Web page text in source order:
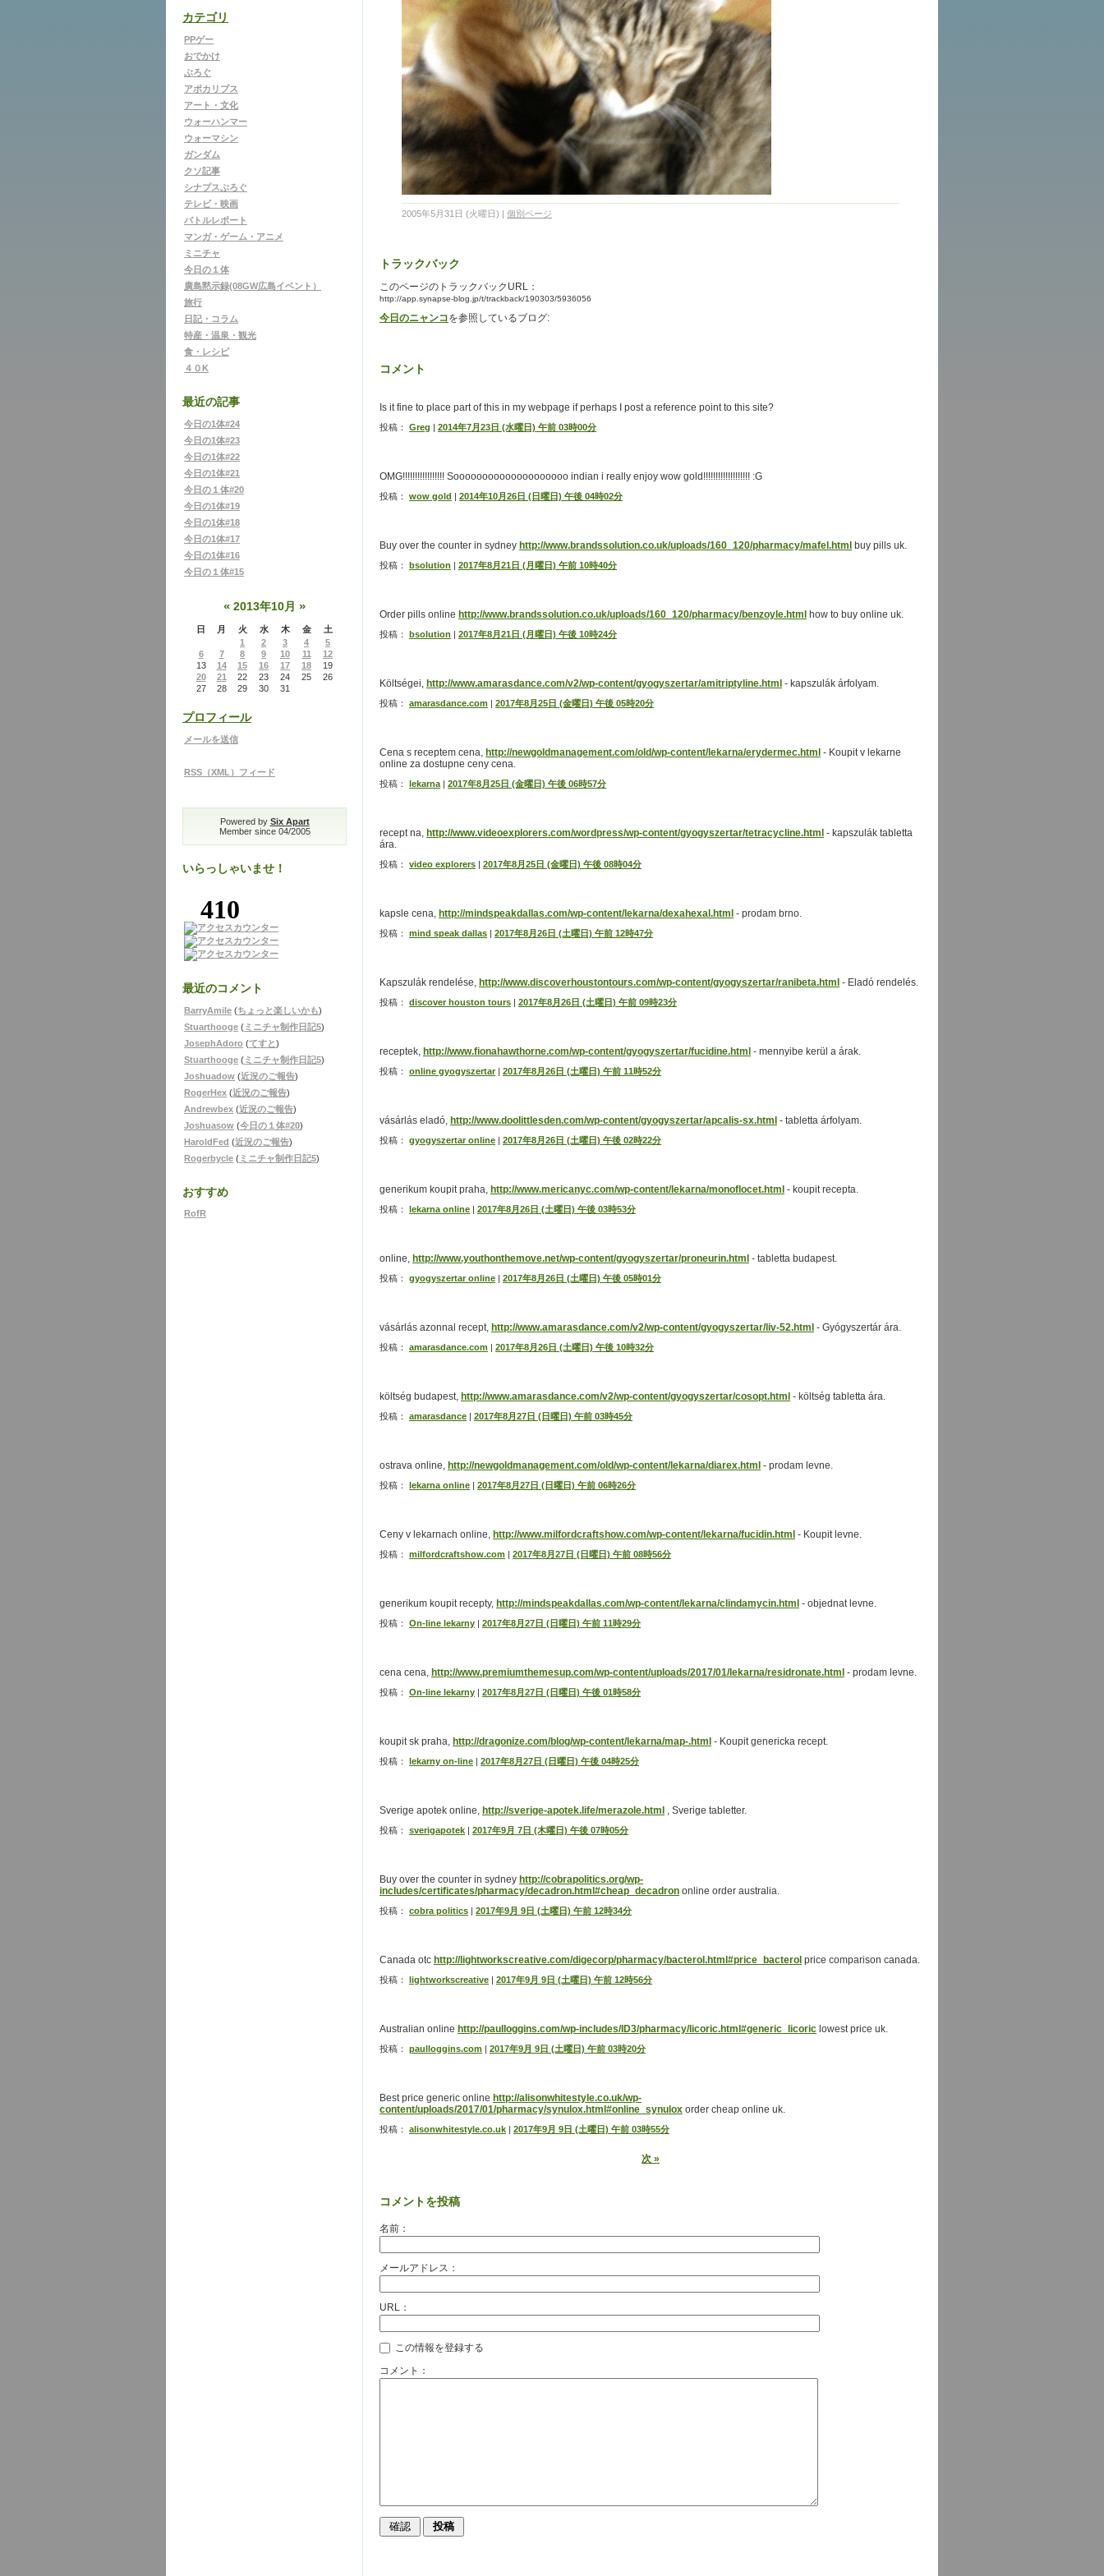
カテゴリ
PPゲー
おでかけ
ぶろぐ
アポカリプス
アート・文化
ウォーハンマー
ウォーマシン
ガンダム
クソ記事
シナプスぶろぐ
テレビ・映画
バトルレポート
マンガ・ゲーム・アニメ
ミニチャ
今日の１体
廣島黙示録(08GW広島イベント）
旅行
日記・コラム
特産・温泉・観光
食・レシピ
４０K
最近の記事
今日の1体#24
今日の1体#23
今日の1体#22
今日の1体#21
今日の１体#20
今日の1体#19
今日の1体#18
今日の1体#17
今日の1体#16
今日の１体#15
« 2013年10月 »
日 月 火 水 木 金
土
1
2 3 4
5
6
7 8 9 10 11
12
13
14 15 16 17 18
19
20
21 22 23 24 25
26
27
28 29 30 31
プロフィール
メールを送信
RSS（XML）フィード
Powered by Six Apart
Member since 04/2005
いらっしゃいませ！
最近のコメント
BarryAmile (ちょっと楽しいかも)
Stuarthooge ( ミニチャ制作日記5)
JosephAdoro (てすと)
Stuarthooge ( ミニチャ制作日記5)
Joshuadow (近況のご報告)
RogerHex (近況のご報告)
Andrewbex (近況のご報告)
Joshuasow (今日の１体#20)
HaroldFed (近況のご報告)
Rogerbycle ( ミニチャ制作日記5)
おすすめ
RofR
2005年5月31日 (火曜日) | 個別ページ
トラックバック
このページのトラックバックURL：
http://app.synapse-blog.jp/t/trackback/190303/5936056
今日のニャンコを参照しているブログ:
コメント
Is it fine to place part of this in my webpage if perhaps I post a reference point to this site?
投稿： Greg | 2014年7月23日 (水曜日) 午前 03時00分
OMG!!!!!!!!!!!!!!!!! Soooooooooooooooooooo indian i really enjoy wow gold!!!!!!!!!!!!!!!!!!! :G
投稿： wow gold | 2014年10月26日 (日曜日) 午後 04時02分
Buy over the counter in sydney http://www.brandssolution.co.uk/uploads/160_120/pharmacy/mafel.html buy pills uk.
投稿： bsolution | 2017年8月21日 (月曜日) 午前 10時40分
Order pills online http://www.brandssolution.co.uk/uploads/160_120/pharmacy/benzoyle.html how to buy online uk.
投稿： bsolution | 2017年8月21日 (月曜日) 午後 10時24分
Költségei, http://www.amarasdance.com/v2/wp-content/gyogyszertar/amitriptyline.html - kapszulák árfolyam.
投稿： amarasdance.com | 2017年8月25日 (金曜日) 午後 05時20分
Cena s receptem cena, http://newgoldmanagement.com/old/wp-content/lekarna/erydermec.html - Koupit v lekarne
online za dostupne ceny cena.
投稿： lekarna | 2017年8月25日 (金曜日) 午後 06時57分
recept na, http://www.videoexplorers.com/wordpress/wp-content/gyogyszertar/tetracycline.html - kapszulák tabletta
ára.
投稿： video explorers | 2017年8月25日 (金曜日) 午後 08時04分
kapsle cena, http://mindspeakdallas.com/wp-content/lekarna/dexahexal.html - prodam brno.
投稿： mind speak dallas | 2017年8月26日 (土曜日) 午前 12時47分
Kapszulák rendelése, http://www.discoverhoustontours.com/wp-content/gyogyszertar/ranibeta.html - Eladó rendelés.
投稿： discover houston tours | 2017年8月26日 (土曜日) 午前 09時23分
receptek, http://www.fionahawthorne.com/wp-content/gyogyszertar/fucidine.html - mennyibe kerül a árak.
投稿： online gyogyszertar| 2017年8月26日 (土曜日) 午前 11時52分
vásárlás eladó, http://www.doolittlesden.com/wp-content/gyogyszertar/apcalis-sx.html - tabletta árfolyam.
投稿： gyogyszertar online | 2017年8月26日 (土曜日) 午後 02時22分
generikum koupit praha, http://www.mericanyc.com/wp-content/lekarna/monoflocet.html - koupit recepta.
投稿： lekarna online | 2017年8月26日 (土曜日) 午後 03時53分
online, http://www.youthonthemove.net/wp-content/gyogyszertar/proneurin.html - tabletta budapest.
投稿： gyogyszertar online | 2017年8月26日 (土曜日) 午後 05時01分
vásárlás azonnal recept, http://www.amarasdance.com/v2/wp-content/gyogyszertar/liv-52.html - Gyógyszertár ára.
投稿： amarasdance.com | 2017年8月26日 (土曜日) 午後 10時32分
költség budapest, http://www.amarasdance.com/v2/wp-content/gyogyszertar/cosopt.html - költség tabletta ára.
投稿： amarasdance | 2017年8月27日 (日曜日) 午前 03時45分
ostrava online, http://newgoldmanagement.com/old/wp-content/lekarna/diarex.html - prodam levne.
投稿： lekarna online | 2017年8月27日 (日曜日) 午前 06時26分
Ceny v lekarnach online, http://www.milfordcraftshow.com/wp-content/lekarna/fucidin.html - Koupit levne.
投稿： milfordcraftshow.com | 2017年8月27日 (日曜日) 午前 08時56分
generikum koupit recepty, http://mindspeakdallas.com/wp-content/lekarna/clindamycin.html - objednat levne.
投稿： On-line lekarny | 2017年8月27日 (日曜日) 午前 11時29分
cena cena, http://www.premiumthemesup.com/wp-content/uploads/2017/01/lekarna/residronate.html - prodam levne.
投稿： On-line lekarny | 2017年8月27日 (日曜日) 午後 01時58分
koupit sk praha, http://dragonize.com/blog/wp-content/lekarna/map-.html - Koupit genericka recept.
投稿： lekarny on-line | 2017年8月27日 (日曜日) 午後 04時25分
Sverige apotek online, http://sverige-apotek.life/merazole.html , Sverige tabletter.
投稿： sverigapotek | 2017年9月 7日 (木曜日) 午後 07時05分
Buy over the counter in sydney http://cobrapolitics.org/wp-
includes/certificates/pharmacy/decadron.html#cheap_decadron online order australia.
投稿： cobra politics | 2017年9月 9日 (土曜日) 午前 12時34分
Canada otc http://lightworkscreative.com/digecorp/pharmacy/bacterol.html#price_bacterol price comparison canada.
投稿： lightworkscreative | 2017年9月 9日 (土曜日) 午前 12時56分
Australian online http://paulloggins.com/wp-includes/ID3/pharmacy/licoric.html#generic_licoric lowest price uk.
投稿： paulloggins.com | 2017年9月 9日 (土曜日) 午前 03時20分
Best price generic online http://alisonwhitestyle.co.uk/wp-
content/uploads/2017/01/pharmacy/synulox.html#online_synulox order cheap online uk.
投稿： alisonwhitestyle.co.uk | 2017年9月 9日 (土曜日) 午前 03時55分
次 »
コメントを投稿
名前：
メールアドレス：
URL：
この情報を登録する
コメント：